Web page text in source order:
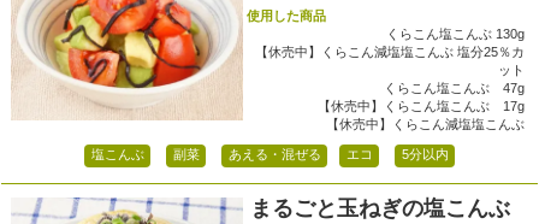
使用した商品
くらこん塩こんぶ 130g
【休売中】くらこん減塩塩こんぶ 塩分25％カ
ット
くらこん塩こんぶ 47g
【休売中】くらこん塩こんぶ 17g
【休売中】くらこん減塩塩こんぶ
塩こんぶ 副菜 あえる・混ぜる エコ 5分以内
まるごと玉ねぎの塩こんぶ